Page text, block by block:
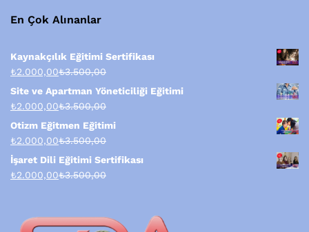
En Çok Alınanlar
Kaynakçılık Eğitimi Sertifikası
₺2.000,00₺3.500,00
Site ve Apartman Yöneticiliği Eğitimi
₺2.000,00₺3.500,00
Otizm Eğitmen Eğitimi
₺2.000,00₺3.500,00
İşaret Dili Eğitimi Sertifikası
₺2.000,00₺3.500,00